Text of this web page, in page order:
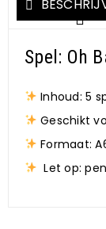
Spel: Oh
Inhoud: 5
Geschikt
Formaat:
Let op: